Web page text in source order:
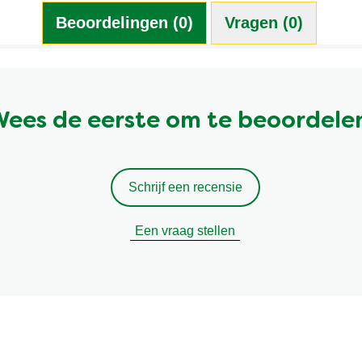
Beoordelingen (0) Vragen (0)
de eerste om te
Schrijf een recensie
Een vraag stellen